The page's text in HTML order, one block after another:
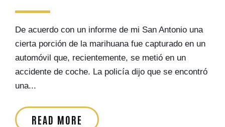
De acuerdo con un informe de mi San Antonio una
cierta porción de la marihuana fue capturado en un
automóvil que, recientemente, se metió en un
accidente de coche. La policía dijo que se encontró
una...
READ MORE